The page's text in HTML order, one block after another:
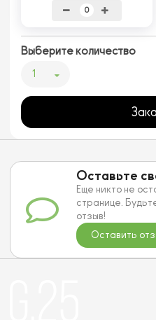
Выберите количество
1
Оставьте
Еще никто не
странице.
отзыв!
Оставить